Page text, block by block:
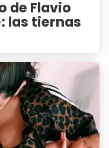
de Flavio
las tiernas